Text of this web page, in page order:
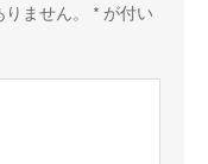
ません。 * が付い